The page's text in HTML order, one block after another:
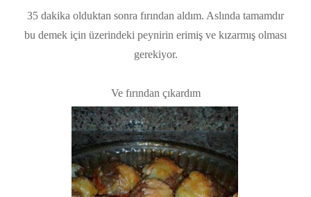
35 dakika olduktan sonra fırından aldım. Aslında tamamdır
bu demek için üzerindeki peynirin erimiş ve kızarmış olması
gerekiyor.
Ve fırından çıkardım